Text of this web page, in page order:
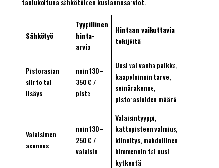
Sähkötyö
Tyypillinen
hinta-
arvio
Hintaan vaikuttavia
tekijöitä
Pistorasian
siirto tai
lisäys
noin 130–
350 € /
piste
Uusi vai vanha paikka,
kaapeloinnin tarve,
seinärakenne,
pistorasioiden määrä
Valaisimen
asennus
noin 130–
250 € /
valaisin
Valaisintyyppi,
kattopisteen valmius,
kiinnitys, mahdollinen
himmennin tai uusi
kytkentä